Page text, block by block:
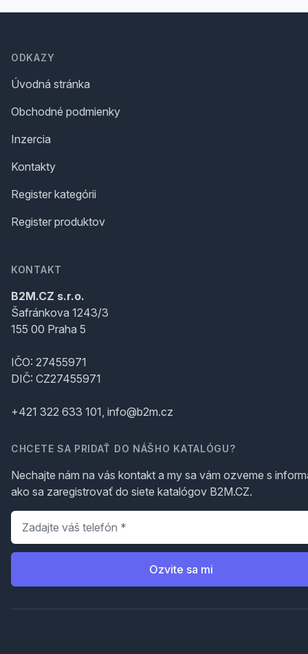
ODKAZY
Úvodná stránka
Obchodné podmienky
Inzercia
Kontakty
Register kategórii
Register produktov
KONTAKT
B2M.CZ s.r.o.
Šafránkova 1243/3
155 00 Praha 5
IČO: 27455971
DIČ: CZ27455971
+421 322 633 101, info@b2m.cz
CHCETE SA PRIDAŤ DO NÁŠHO KATALÓGU?
Nechajte nám na vás kontakt a my sa vám ozveme s
ako sa zaregistrovať do siete katalógov B2M.CZ.
Telefón
Ozvite sa mi